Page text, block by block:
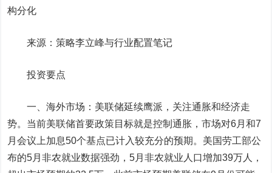
构分化
来源：策略李立峰与行业配置笔记
投资要点
一、海外市场：美联储延续鹰派，关注通胀和经济走
势。当前美联储首要政策目标就是控制通胀，市场对6月和7
月会议上加息50个基点已计入较充分的预期。美国劳工部公
布的5月非农就业数据强劲，5月非农就业人口增加39万人，